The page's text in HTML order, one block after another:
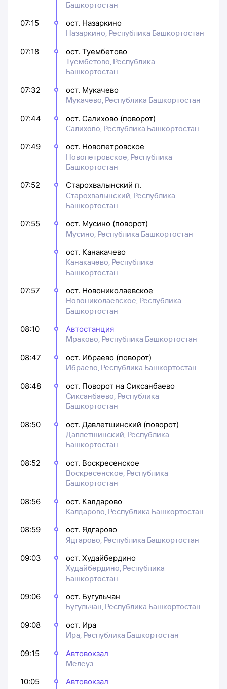
Башкортостан
07:15
ост. Назаркино
Назаркино, Республика Башкортостан
07:18
ост. Туембетово
Туембетово, Республика
Башкортостан
07:32
ост. Мукачево
Мукачево, Республика Башкортостан
07:44
ост. Салихово (поворот)
Салихово, Республика Башкортостан
07:49
ост. Новопетровское
Новопетровское, Республика
Башкортостан
07:52
Старохвалынский п.
Старохвалынский, Республика
Башкортостан
07:55
ост. Мусино (поворот)
Мусино, Республика Башкортостан
ост. Канакачево
Канакачево, Республика
Башкортостан
07:57
ост. Новониколаевское
Новониколаевское, Республика
Башкортостан
08:10
Автостанция
Мраково, Республика Башкортостан
08:47
ост. Ибраево (поворот)
Ибраево, Республика Башкортостан
08:48
ост. Поворот на Сиксанбаево
Сиксанбаево, Республика
Башкортостан
08:50
ост. Давлетшинский (поворот)
Давлетшинский, Республика
Башкортостан
08:52
ост. Воскресенское
Воскресенское, Республика
Башкортостан
08:56
ост. Калдарово
Калдарово, Республика Башкортостан
08:59
ост. Ядгарово
Ядгарово, Республика Башкортостан
09:03
ост. Худайбердино
Худайбердино, Республика
Башкортостан
09:06
ост. Бугульчан
Бугульчан, Республика Башкортостан
09:08
ост. Ира
Ира, Республика Башкортостан
09:15
Автовокзал
Мелеуз
10:05
Автовокзал